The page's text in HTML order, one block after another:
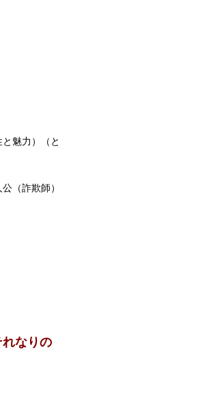
魅力）（と
（詐欺師）
れなりの